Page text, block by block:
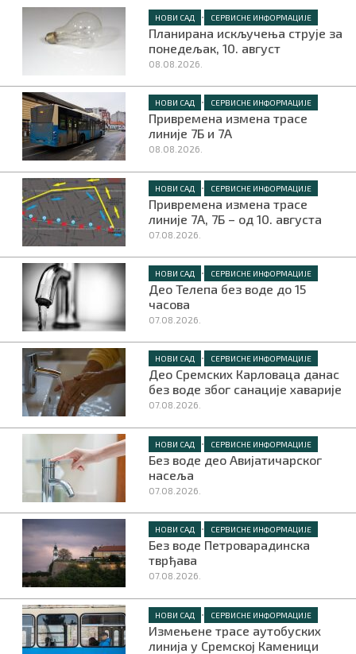
НОВИ САД • СЕРВИСНЕ ИНФОРМАЦИЈЕ
Планирана искључења струје за
понедељак, 10. август
08.08.2026.
НОВИ САД • СЕРВИСНЕ ИНФОРМАЦИЈЕ
Привремена измена трасе
линије 7Б и 7А
08.08.2026.
НОВИ САД • СЕРВИСНЕ ИНФОРМАЦИЈЕ
Привремена измена трасе
линије 7А, 7Б – од 10. августа
07.08.2026.
НОВИ САД • СЕРВИСНЕ ИНФОРМАЦИЈЕ
Део Телепа без воде до 15
часова
07.08.2026.
НОВИ САД • СЕРВИСНЕ ИНФОРМАЦИЈЕ
Део Сремских Карловаца данас
без воде због санације хаварије
07.08.2026.
НОВИ САД • СЕРВИСНЕ ИНФОРМАЦИЈЕ
Без воде део Авијатичарског
насеља
07.08.2026.
НОВИ САД • СЕРВИСНЕ ИНФОРМАЦИЈЕ
Без воде Петроварадинска
тврђава
07.08.2026.
НОВИ САД • СЕРВИСНЕ ИНФОРМАЦИЈЕ
Измењене трасе аутобуских
линија у Сремској Каменици
redakcija@gradskeinfo.rs
Маркетинг|Услови коришћења
ПРЕУЗМИТЕ НАШУ АПЛИКАЦИЈУ